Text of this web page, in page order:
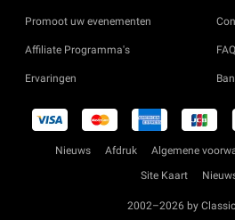
Promoot uw evenementen
Affiliate Programma's
Ervaringen
FAQ
Nieuws Afdruk Algemene
Site Kaart
2002–2026 by